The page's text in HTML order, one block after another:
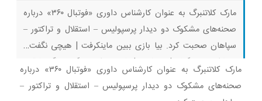
مارک کلاتنبرگ به عنوان کارشناس داوری «فوتبال ۳۶۰» درباره
صحنه‌های مشکوک دو دیدار پرسپولیس – استقلال و تراکتور –
سپاهان صحبت کرد. بیا بازی ببین ماینکرفت | هیچی نگفت…
یواشکی وین گرفت! روبلاکس | رفتیم اسکویید گیم، دیگه رفاقتی
باقی نموند… ماینکرفت | بدوارز یا فیلم ماینکرفت | پیکار سه نوب
با دراگون… | بقا
مارک کلاتنبرگ به عنوان کارشناس داوری «فوتبال ۳۶۰» درباره
صحنه‌های مشکوک دو دیدار پرسپولیس – استقلال و تراکتور –